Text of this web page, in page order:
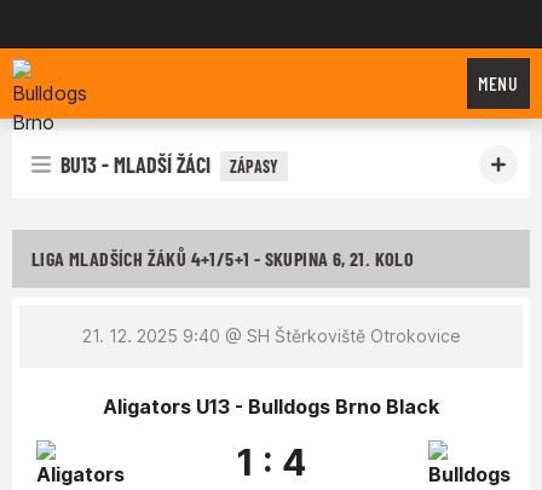
Bulldogs Brno
MENU
BU13 - MLADŠÍ ŽÁCI ZÁPASY
LIGA MLADŠÍCH ŽÁKŮ 4+1/5+1 - SKUPINA 6, 21. KOLO
21. 12. 2025 9:40 @ SH Štěrkoviště Otrokovice
Aligators U13 - Bulldogs Brno Black
1 : 4